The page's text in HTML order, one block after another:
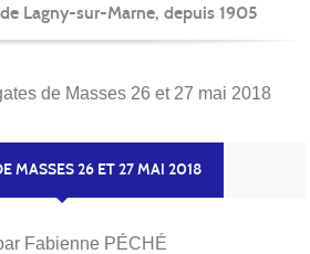
Lagny-sur-Marne, depuis 1905
de Masses 26 et 27 mai 2018
MASSES 26 ET 27 MAI 2018
Fabienne PÉCHÉ